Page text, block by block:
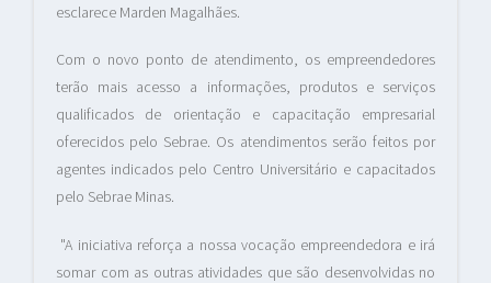
esclarece Marden Magalhães.
Com o novo ponto de atendimento, os empreendedores
terão mais acesso a informações, produtos e serviços
qualificados de orientação e capacitação empresarial
oferecidos pelo Sebrae. Os atendimentos serão feitos por
agentes indicados pelo Centro Universitário e capacitados
pelo Sebrae Minas.
"A iniciativa reforça a nossa vocação empreendedora e irá
somar com as outras atividades que são desenvolvidas no